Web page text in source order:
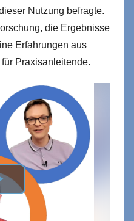
Nutzung befragte.
die Ergebnisse
Erfahrungen aus
Praxisanleitende.